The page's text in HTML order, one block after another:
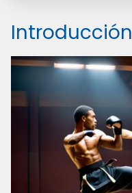
Introducción